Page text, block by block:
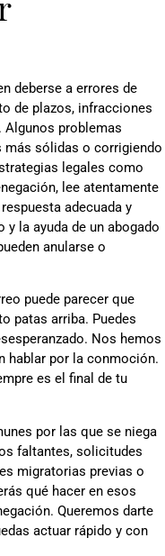
deberse a errores de
de plazos, infracciones
Algunos problemas
más sólidas o corrigiendo
legales como
lee atentamente
adecuada y
y la ayuda de un abogado
anularse o
puede parecer que
patas arriba. Puedes
Nos hemos
hablar por la conmoción.
es el final de tu
por las que se niega
faltantes, solicitudes
migratorias previas o
qué hacer en esos
Queremos darte
actuar rápido y con